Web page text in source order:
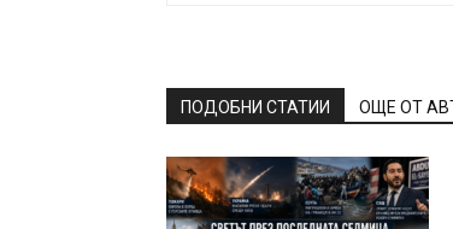
ПОДОБНИ СТАТИИ ОЩЕ ОТ